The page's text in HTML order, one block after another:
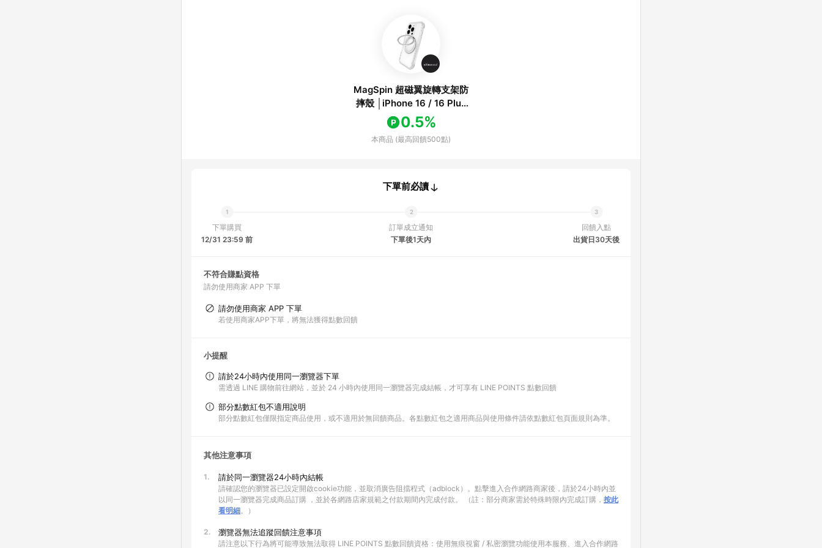
MagSpin 超磁翼旋轉支架防
摔殼 │iPhone 16 / 16 Plus
16-極光黑
0.5%
本商品 (最高回饋500點)
下單前必讀
下單購買
12/31 23:59 前
訂單成立通知
下單後1天內
回饋入點
出貨日30天後
不符合賺點資格
請勿使用商家 APP 下單
請勿使用商家 APP 下單
若使用商家APP下單，將無法獲得點數回饋
小提醒
請於24小時內使用同一瀏覽器下單
需透過 LINE 購物前往網站，並於 24 小時內使用同一瀏覽器完成結帳，才可享有 LINE POINTS 點數回饋
部分點數紅包不適用說明
部分點數紅包僅限指定商品使用，或不適用於無回饋商品。各點數紅包之適用商品與使用條件請依點數紅包頁面規則為準。
其他注意事項
1. 請於同一瀏覽器24小時內結帳
請確認您的瀏覽器已設定開啟cookie功能，並取消廣告阻擋程式（adblock）。點擊進入合作網路商家後，請於24小時內並
以同一瀏覽器完成商品訂購 ，並於各網路店家規範之付款期間內完成付款。 （註：部分商家需於特殊時限內完成訂購， 按此
看明細。）
2. 瀏覽器無法追蹤回饋注意事項
請注意以下行為將可能導致無法取得 LINE POINTS 點數回饋資格：使用無痕視窗 / 私密瀏覽功能使用本服務、進入合作網路